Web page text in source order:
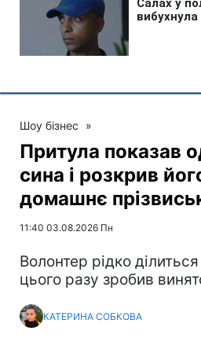
Шоу бізнес »
Притула показав
сина і розкрив
домашнє
11:40 03.08.2026 Пн
Волонтер рідко
цього разу зробив
КАТЕРИНА СОБКОВА